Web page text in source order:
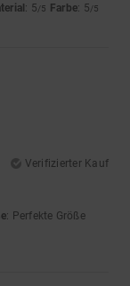
: 5/5 Farbe: 5/5
Verifizierter Kauf
: Perfekte Größe